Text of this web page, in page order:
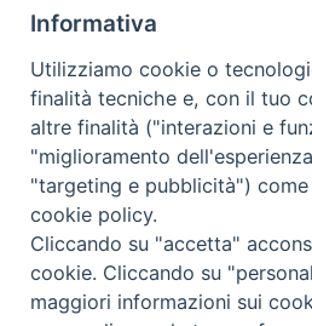
Rubriche
Chi siamo
Come abbonarsi
Contatti
Informativa
Utilizziamo cookie o
finalità tecniche e, con il tuo
altre finalità ("interazioni e
"miglioramento
"targeting e pubblicità")
cookie policy.
Cliccando su "accetta"
cookie. Cliccando su
maggiori informazioni sui